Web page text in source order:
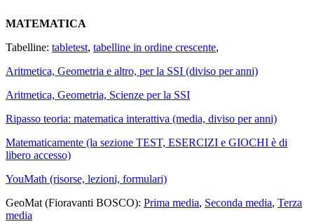
MATEMATICA
Tabelline: tabletest, tabelline in ordine crescente,
Aritmetica, Geometria e altro, per la SSI (diviso per anni)
Aritmetica, Geometria, Scienze per la SSI
Ripasso teoria: matematica interattiva (media, diviso per anni)
Matematicamente (la sezione TEST, ESERCIZI e GIOCHI è di
libero accesso)
YouMath (risorse, lezioni, formulari)
GeoMat (Fioravanti BOSCO): Prima media, Seconda media, Terza
media